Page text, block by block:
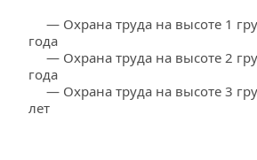
года
года
лет